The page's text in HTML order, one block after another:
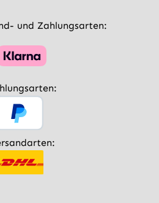
und Zahlungsarten: